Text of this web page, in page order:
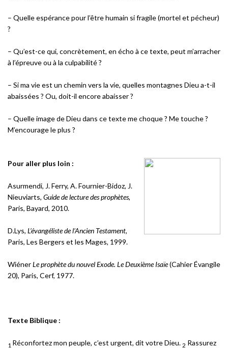
– Quelle espérance pour l’être humain si fragile (mortel et pécheur)
?
– Qu’est-ce qui, concrètement, en écho à ce texte, peut m’arracher
à l’épreuve ou à la culpabilité ?
– Si ma vie est un chemin vers la vie, quelles montagnes Dieu a-t-il
abaissées ? Ou, doit-il encore abaisser ?
– Quelle image de Dieu dans ce texte me choque ? Me touche ?
M’encourage le plus ?
Pour aller plus loin :
Asurmendi, J. Ferry, A. Fournier-Bidoz, J.
Nieuviarts, Guide de lecture des prophètes,
Paris, Bayard, 2010.
D.Lys, L’évangéliste de l’Ancien Testament,
Paris, Les Bergers et les Mages, 1999.
WiénerLe prophète du nouvel Exode. Le Deuxième Isaïe(Cahier Évangile
20), Paris, Cerf, 1977.
Texte Biblique :
1 Réconfortez mon peuple, c’est urgent, dit votre Dieu. 2 Rassurez